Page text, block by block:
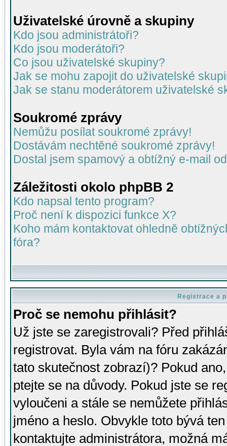
Uživatelské úrovně a skupiny
Kdo jsou administrátoři?
Kdo jsou moderátoři?
Co jsou uživatelské skupiny?
Jak se mohu zapojit do uživatelské
Jak se stanu moderátorem uživatelské
Soukromé zprávy
Nemůžu posílat soukromé zprávy!
Dostávám nechtěné soukromé zprávy!
Dostal jsem spamový a obtížný e-mail
Záležitosti okolo phpBB 2
Kdo napsal tento program?
Proč není k dispozici funkce X?
Koho mám kontaktovat ohledně
fóra?
Registrace a
Proč se nemohu přihlásit?
Už jste se zaregistrovali? Před
registrovat. Byla vám na fóru
tato skutečnost zobrazí)? Pokud
ptejte se na důvody. Pokud jste se
vyloučeni a stále se nemůžete
jméno a heslo. Obvykle toto bývá
kontaktujte administrátora, možná